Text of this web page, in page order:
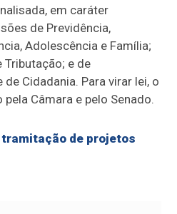
em caráter
de Previdência,
Adolescência e Família;
Tributação; e de
Cidadania. Para virar lei, o
Câmara e pelo Senado.
de projetos